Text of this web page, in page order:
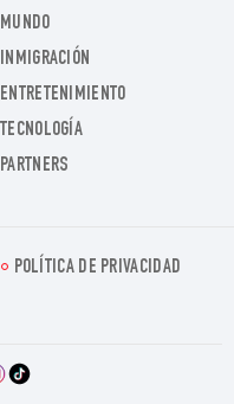
MUNDO
INMIGRACIÓN
ENTRETENIMIENTO
TECNOLOGÍA
PARTNERS
POLÍTICA DE PRIVACIDAD